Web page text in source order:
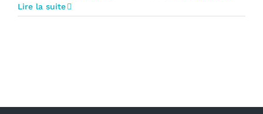
Lire la suite